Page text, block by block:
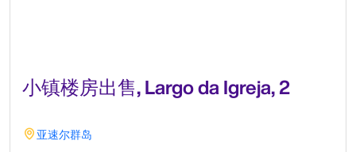
小镇楼房出售, Largo da Igreja, 2
亚速尔群岛